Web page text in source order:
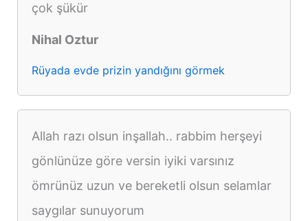
çok şükür
Nihal Oztur
Rüyada evde prizin yandığını görmek
Allah razı olsun inşallah.. rabbim herşeyi
gönlünüze göre versin iyiki varsınız
ömrünüz uzun ve bereketli olsun selamlar
saygılar sunuyorum